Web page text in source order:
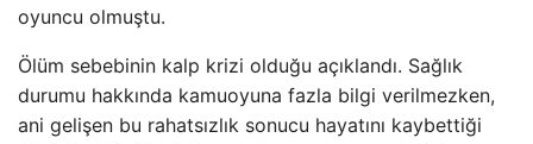
oyuncu olmuştu.
Ölüm sebebinin kalp krizi olduğu açıklandı. Sağlık
durumu hakkında kamuoyuna fazla bilgi verilmezken,
ani gelişen bu rahatsızlık sonucu hayatını kaybettiği